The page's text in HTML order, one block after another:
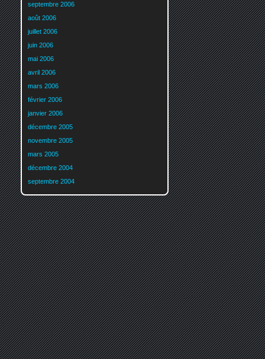
septembre 2006
août 2006
juillet 2006
juin 2006
mai 2006
avril 2006
mars 2006
février 2006
janvier 2006
décembre 2005
novembre 2005
mars 2005
décembre 2004
septembre 2004